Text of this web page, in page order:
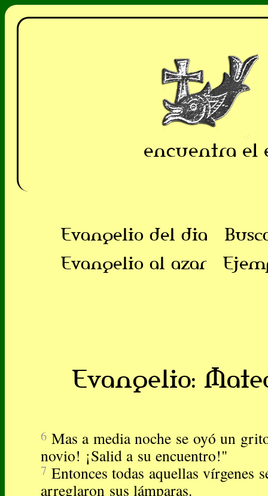
encuentra el
Evangelio del dia
Evangelio al azar
Evangelio:
6 Mas a media noche se oyó un
novio! ¡Salid a su encuentro!"
7 Entonces todas aquellas vírgenes
arreglaron sus lámparas.